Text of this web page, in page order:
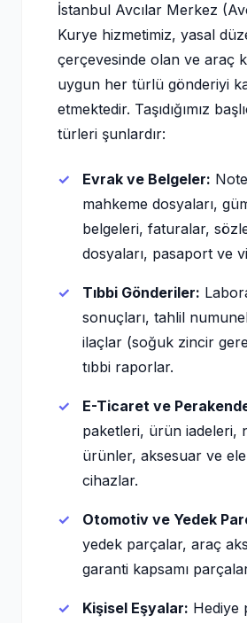
İstanbul Avcılar Merkez
Kurye hizmetimiz, yasal
çerçevesinde olan ve araç
uygun her türlü gönderiyi
etmektedir. Taşıdığımız
türleri şunlardır:
Evrak ve Belgeler:
mahkeme dosyaları,
belgeleri, faturalar,
dosyaları, pasaport ve
Tıbbi Gönderiler:
sonuçları, tahlil
ilaçlar (soğuk zincir
tıbbi raporlar.
E-Ticaret ve
paketleri, ürün iadeleri,
ürünler, aksesuar ve
cihazlar.
Otomotiv ve Yedek
yedek parçalar, araç
garanti kapsamı
Kişisel Eşyalar: Hediye